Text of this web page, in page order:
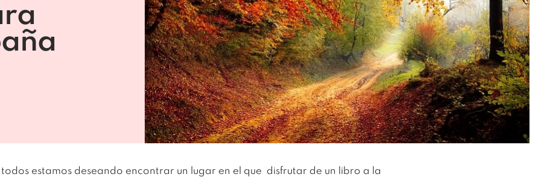
estamos deseando encontrar un lugar en el que disfrutar de un libro a la